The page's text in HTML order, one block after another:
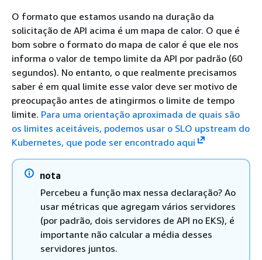
O formato que estamos usando na duração da
solicitação de API acima é um mapa de calor. O que é
bom sobre o formato do mapa de calor é que ele nos
informa o valor de tempo limite da API por padrão (60
segundos). No entanto, o que realmente precisamos
saber é em qual limite esse valor deve ser motivo de
preocupação antes de atingirmos o limite de tempo
limite. Para uma orientação aproximada de quais são
os limites aceitáveis, podemos usar o SLO upstream do
Kubernetes, que pode ser encontrado aqui
nota
Percebeu a função max nessa declaração? Ao
usar métricas que agregam vários servidores
(por padrão, dois servidores de API no EKS), é
importante não calcular a média desses
servidores juntos.